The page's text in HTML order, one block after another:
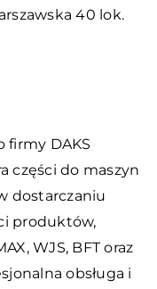
40 lok.
firmy DAKS
części do maszyn
dostarczaniu
produktów,
WJS, BFT oraz
obsługa i